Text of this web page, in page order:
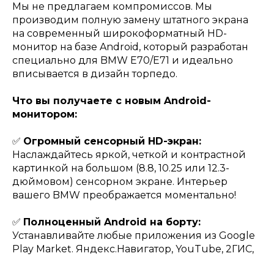
Мы не предлагаем компромиссов. Мы
производим полную замену штатного экрана
на современный широкоформатный HD-
монитор на базе Android, который разработан
специально для BMW E70/E71 и идеально
вписывается в дизайн торпедо.
Что вы получаете с новым Android-
монитором:
✅ Огромный сенсорный HD-экран:
Наслаждайтесь яркой, четкой и контрастной
картинкой на большом (8.8, 10.25 или 12.3-
дюймовом) сенсорном экране. Интерьер
вашего BMW преображается моментально!
✅ Полноценный Android на борту:
Устанавливайте любые приложения из Google
Play Market. Яндекс.Навигатор, YouTube, 2ГИС,